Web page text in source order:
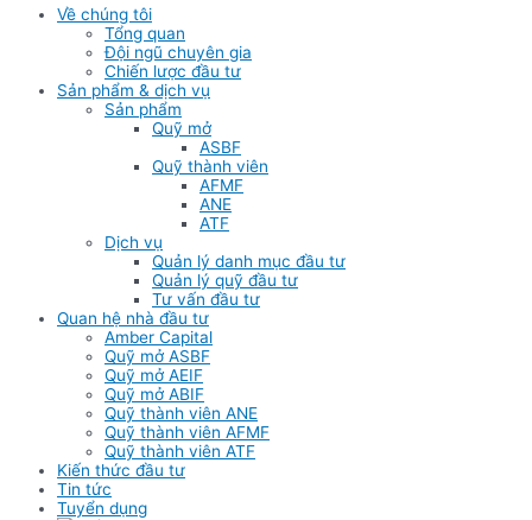
Về chúng tôi
Tổng quan
Đội ngũ chuyên gia
Chiến lược đầu tư
Sản phẩm & dịch vụ
Sản phẩm
Quỹ mở
ASBF
Quỹ thành viên
AFMF
ANE
ATF
Dịch vụ
Quản lý danh mục đầu tư
Quản lý quỹ đầu tư
Tư vấn đầu tư
Quan hệ nhà đầu tư
Amber Capital
Quỹ mở ASBF
Quỹ mở AEIF
Quỹ mở ABIF
Quỹ thành viên ANE
Quỹ thành viên AFMF
Quỹ thành viên ATF
Kiến thức đầu tư
Tin tức
Tuyển dụng